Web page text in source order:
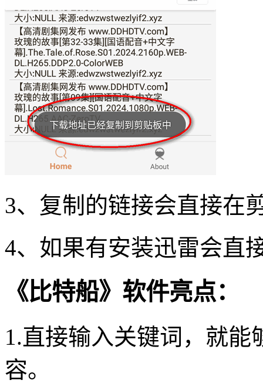
3、复制的链接会直接在
4、如果有安装迅雷会直
《比特船》软件亮点：
1.直接输入关键词，就
容。